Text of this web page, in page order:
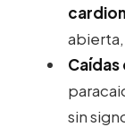
sin